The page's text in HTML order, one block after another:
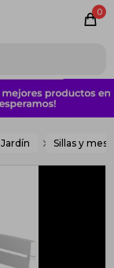
0
Jardín Sillas y